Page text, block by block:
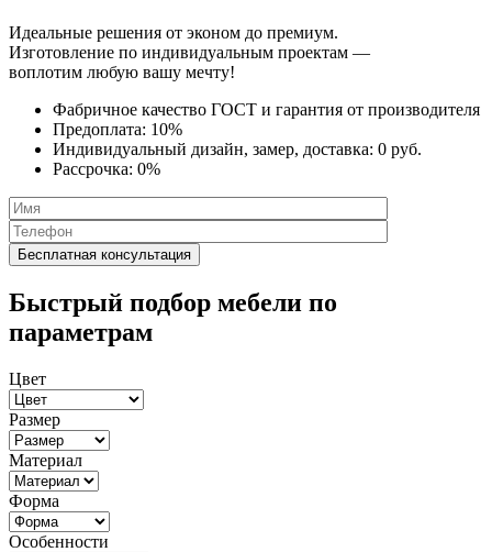
Идеальные решения от эконом до премиум.
Изготовление по индивидуальным проектам —
воплотим любую вашу мечту!
Фабричное качество ГОСТ и гарантия от производителя
Предоплата: 10%
Индивидуальный дизайн, замер, доставка: 0 руб.
Рассрочка: 0%
Быстрый подбор мебели по
параметрам
Цвет
Размер
Материал
Форма
Особенности